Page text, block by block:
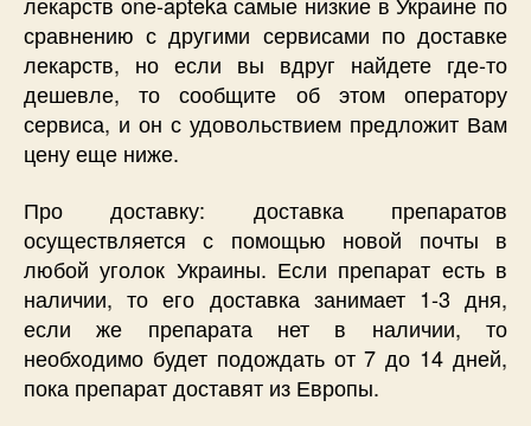
сравнению с другими сервисами по доставке
лекарств, но если вы вдруг найдете где-то
дешевле, то сообщите об этом оператору
сервиса, и он с удовольствием предложит Вам
цену еще ниже.
Про доставку: доставка препаратов
осуществляется с помощью новой почты в
любой уголок Украины. Если препарат есть в
наличии, то его доставка занимает 1-3 дня,
если же препарата нет в наличии, то
необходимо будет подождать от 7 до 14 дней,
пока препарат доставят из Европы.